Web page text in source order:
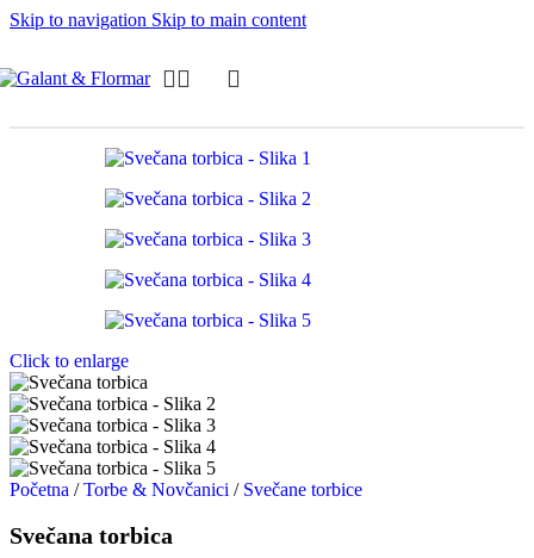
Skip to navigation Skip to main content
Click to enlarge
Početna / Torbe & Novčanici / Svečane torbice
Svečana torbica